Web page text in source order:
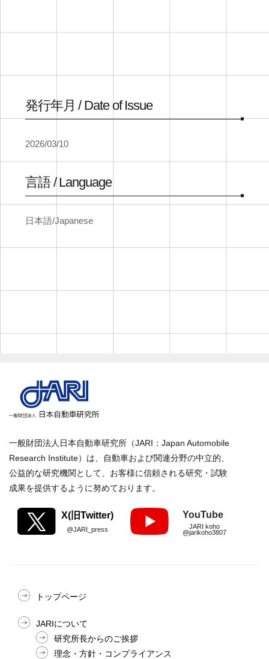
発行年月 / Date of Issue
2026/03/10
言語 / Language
日本語/Japanese
一般財団法人日本自動車研究所（JARI：Japan Automobile
Research Institute）は、自動車および関連分野の中立的、
公益的な研究機関として、お客様に信頼される研究・試験
成果を提供するように努めております。
X(旧Twitter)
@JARI_press
YouTube
JARI koho
@jarikoho3807
トップページ
JARIについて
研究所長からのご挨拶
理念・方針・コンプライアンス